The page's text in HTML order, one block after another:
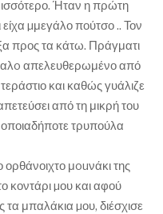
Ήταν η πρώτη
µμεγάλο πούτσο .. Τον
προς τα κάτω. Πράγματι
απελευθερωμένο από
και καθώς γυάλιζε
από τη μικρή του
οποιαδήποτε τρυπούλα
μouνάκι της
κοντάρι µου και αφού
τα μπαλάκια µου, διέσχισε